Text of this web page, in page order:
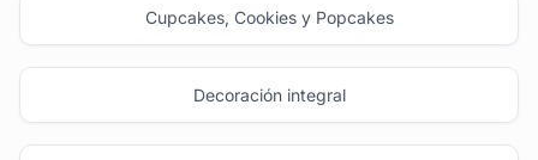
Cupcakes, Cookies y Popcakes
Decoración integral